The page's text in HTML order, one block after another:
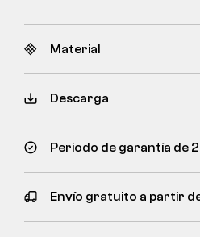
Material
Descarga
Periodo de garantía de
Envío gratuito a partir